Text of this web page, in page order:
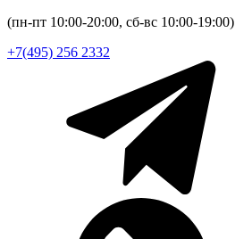
(пн-пт 10:00-20:00, сб-вс 10:00-19:00)
+7(495) 256 2332